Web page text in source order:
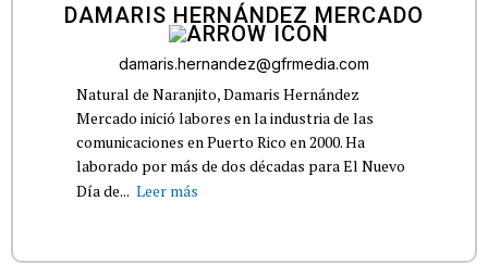
DAMARIS HERNÁNDEZ MERCADO
damaris.hernandez@gfrmedia.com
Natural de Naranjito, Damaris Hernández
Mercado inició labores en la industria de las
comunicaciones en Puerto Rico en 2000. Ha
laborado por más de dos décadas para El Nuevo
Día de... Leer más